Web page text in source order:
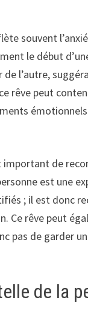
souvent
le début
l’autre,
rêve peut
de
est une
; il est donc
Ce rêve peut
pas de garder
de la